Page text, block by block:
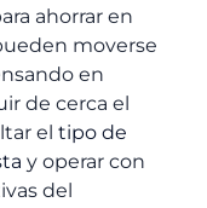
ahorrar en
moverse
en
de cerca el
el tipo de
y operar con
del